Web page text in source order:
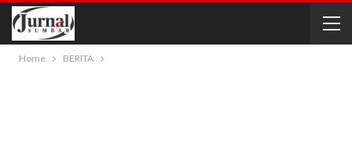
Home BERITA